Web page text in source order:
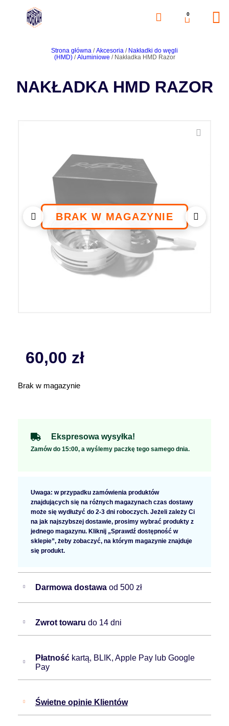
0
Strona główna /Akcesoria / Nakładki do węgli
(HMD)/Aluminiowe / Nakładka HMD Razor
NAKŁADKA HMD RAZOR
60,00 zł
Brak w magazynie
Ekspresowa wysyłka!
Zamów do 15:00, a wyślemy paczkę tego samego dnia.
Uwaga: w przypadku zamówienia produktów
znajdujących się na różnych magazynach czas dostawy
może się wydłużyć do 2-3 dni roboczych. Jeżeli zależy Ci
na jak najszybszej dostawie, prosimy wybrać produkty z
jednego magazynu. Kliknij „Sprawdź dostępność w
sklepie”, żeby zobaczyć, na którym magazynie znajduje
się produkt.
Darmowa dostawa od 500 zł
Zwrot towaru do 14 dni
Płatność kartą, BLIK, Apple Pay lub Google
Pay
Świetne opinie Klientów